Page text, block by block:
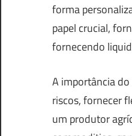
forma
papel crucial,
fornecendo
A importância
riscos, fornecer
um produtor